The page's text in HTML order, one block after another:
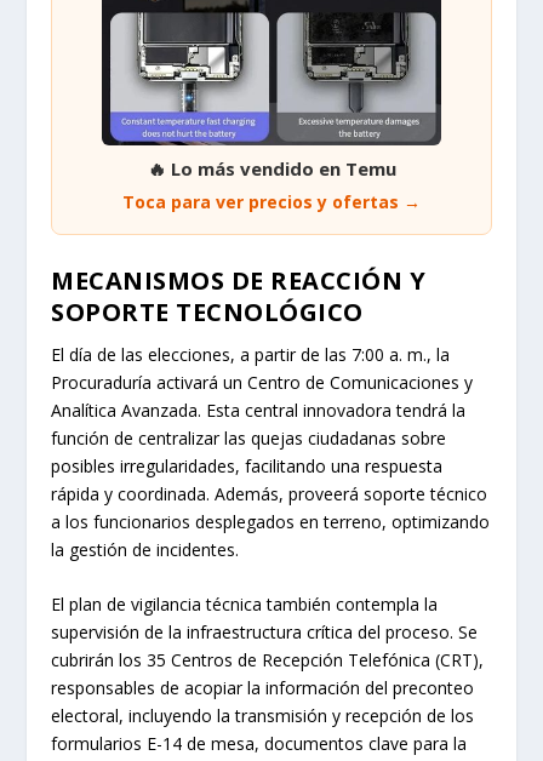
🔥 Lo más vendido en Temu
Toca para ver precios y ofertas →
MECANISMOS DE REACCIÓN Y
SOPORTE TECNOLÓGICO
El día de las elecciones, a partir de las 7:00 a. m., la
Procuraduría activará un Centro de Comunicaciones y
Analítica Avanzada. Esta central innovadora tendrá la
función de centralizar las quejas ciudadanas sobre
posibles irregularidades, facilitando una respuesta
rápida y coordinada. Además, proveerá soporte técnico
a los funcionarios desplegados en terreno, optimizando
la gestión de incidentes.
El plan de vigilancia técnica también contempla la
supervisión de la infraestructura crítica del proceso. Se
cubrirán los 35 Centros de Recepción Telefónica (CRT),
responsables de acopiar la información del preconteo
electoral, incluyendo la transmisión y recepción de los
formularios E-14 de mesa, documentos clave para la